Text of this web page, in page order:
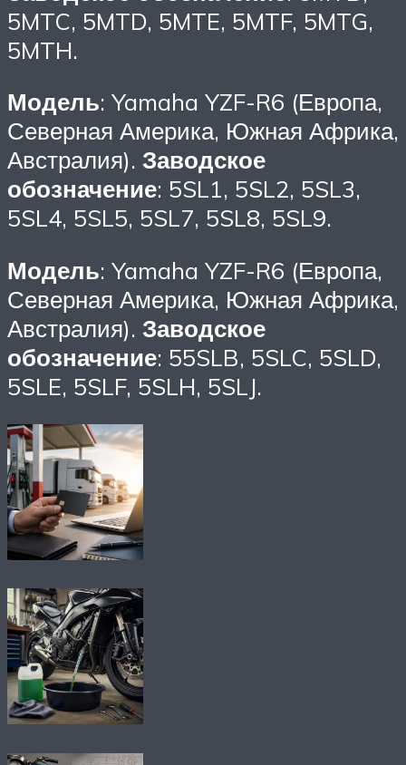
5MTC, 5MTD, 5MTE, 5MTF, 5MTG,
5MTH.
Модель: Yamaha YZF-R6 (Европа,
Северная Америка, Южная Африка,
Австралия). Заводское
обозначение: 5SL1, 5SL2, 5SL3,
5SL4, 5SL5, 5SL7, 5SL8, 5SL9.
Модель: Yamaha YZF-R6 (Европа,
Северная Америка, Южная Африка,
Австралия). Заводское
обозначение: 55SLB, 5SLC, 5SLD,
5SLE, 5SLF, 5SLH, 5SLJ.